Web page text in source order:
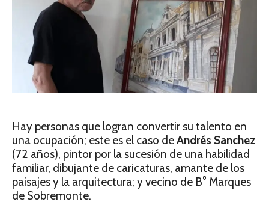
Hay personas que logran convertir su talento en
una ocupación; este es el caso deAndrés Sanchez
(72 años), pintor por la sucesión de una habilidad
familiar, dibujante de caricaturas, amante de los
paisajes y la arquitectura; y vecino de B° Marques
de Sobremonte.